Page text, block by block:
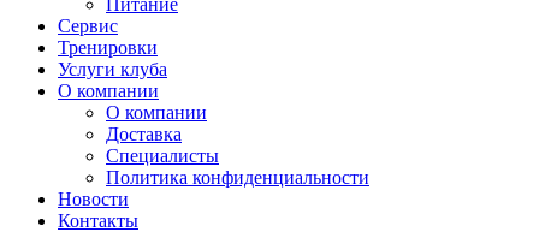
Питание
Сервис
Тренировки
Услуги клуба
О компании
О компании
Доставка
Специалисты
Политика конфиденциальности
Новости
Контакты